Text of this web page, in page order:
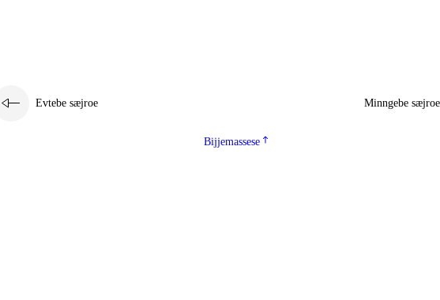
Evtebe sæjroe Minngebe sæjroe
Bijjemassese